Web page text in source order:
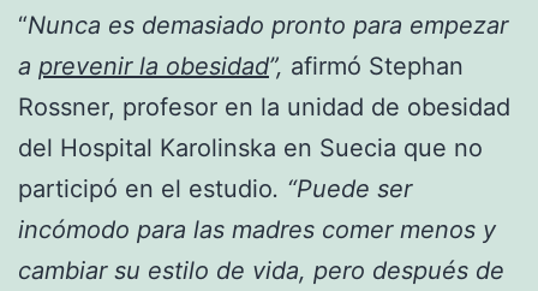
“Nunca es demasiado pronto para empezar
a prevenir la obesidad”, afirmó Stephan
Rossner, profesor en la unidad de obesidad
del Hospital Karolinska en Suecia que no
participó en el estudio. “Puede ser
incómodo para las madres comer menos y
cambiar su estilo de vida, pero después de